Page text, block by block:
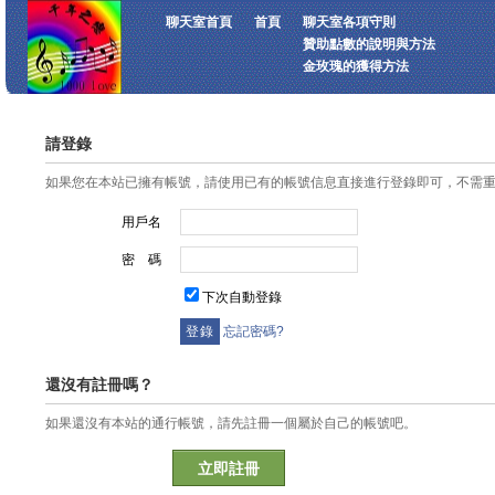
聊天室首頁 首頁
聊天室各項守則
贊助點數的說明與方法
金玫瑰的獲得方法
請登錄
如果您在本站已擁有帳號，請使用已有的帳號信息直接進行登錄即可，不需
用戶名
密 碼
下次自動登錄
忘記密碼?
還沒有註冊嗎？
如果還沒有本站的通行帳號，請先註冊一個屬於自己的帳號吧。
立即註冊